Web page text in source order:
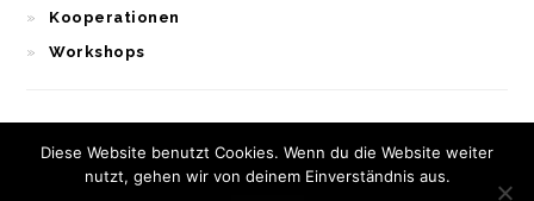
Kooperationen
Workshops
Diese Website benutzt Cookies. Wenn du die Website weiter
nutzt, gehen wir von deinem Einverständnis aus.